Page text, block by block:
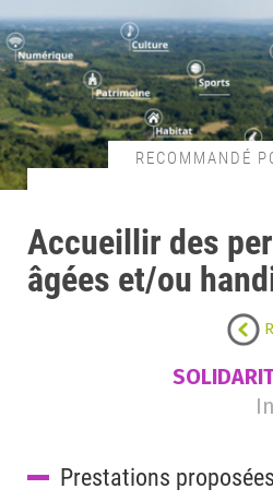
RECOMMANDÉ
Accueillir des
âgées et/ou
Prestations proposées